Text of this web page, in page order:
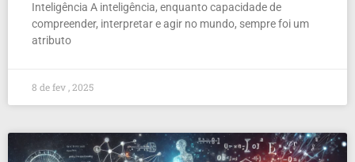
Inteligência A inteligência, enquanto capacidade de
compreender, interpretar e agir no mundo, sempre foi um
atributo
8 de fev , 2025